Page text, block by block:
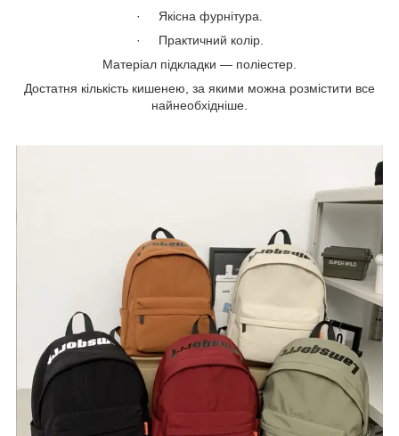
· Якісна фурнітура.
· Практичний колір.
Матеріал підкладки — поліестер.
Достатня кількість кишенею, за якими можна розмістити все
найнеобхідніше.